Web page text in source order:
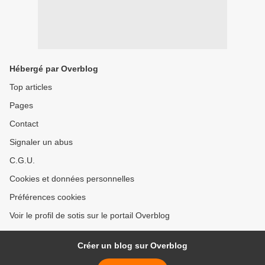
Hébergé par Overblog
Top articles
Pages
Contact
Signaler un abus
C.G.U.
Cookies et données personnelles
Préférences cookies
Voir le profil de sotis sur le portail Overblog
Créer un blog sur Overblog